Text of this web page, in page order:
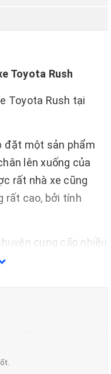
Toyota Rush
Toyota Rush tại
đặt một sản phẩm
lên xuống của
rất nhà xe cũng
rất cao, bởi tính
cung cấp nhiều
khách hàng với giá
thể hiện phong